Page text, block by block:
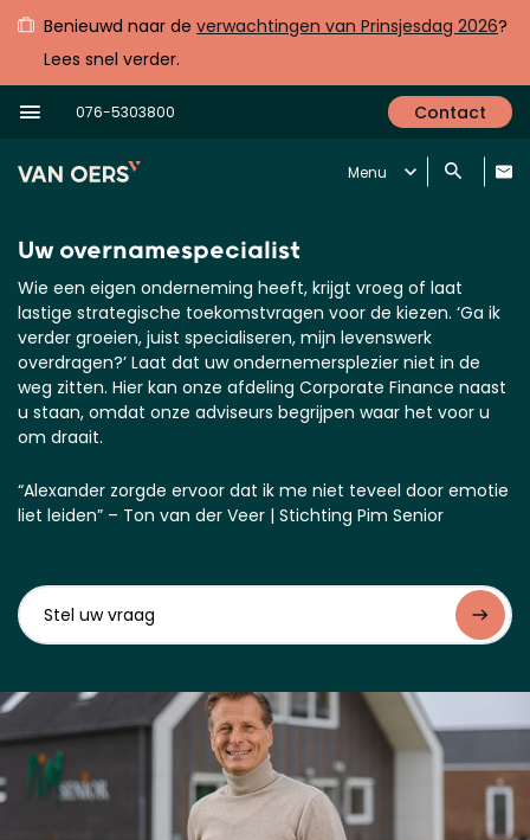
Benieuwd naar de verwachtingen van Prinsjesdag 2026?
Lees snel verder.
076-5303800 Contact
Menu
Uw overnamespecialist
Wie een eigen onderneming heeft, krijgt vroeg of laat
lastige strategische toekomstvragen voor de kiezen. ‘Ga ik
verder groeien, juist specialiseren, mijn levenswerk
overdragen?’ Laat dat uw ondernemersplezier niet in de
weg zitten. Hier kan onze afdeling Corporate Finance naast
u staan, omdat onze adviseurs begrijpen waar het voor u
om draait.
“Alexander zorgde ervoor dat ik me niet teveel door emotie
liet leiden” – Ton van der Veer | Stichting Pim Senior